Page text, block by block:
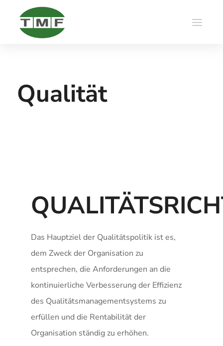
Qualität
Das Hauptziel der Qualitätspolitik ist es,
dem Zweck der Organisation zu
entsprechen, die Anforderungen an die
kontinuierliche Verbesserung der Effizienz
des Qualitätsmanagementsystems zu
erfüllen und die Rentabilität der
Organisation ständig zu erhöhen.